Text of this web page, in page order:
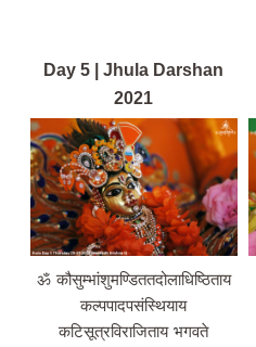
Day 5 | Jhula Darshan
2021
ॐ कौसुम्भांशुमण्डिततदोलाधिष्ठिताय
कल्पपादपसंस्थियाय
कटिसूत्रविराजिताय भगवते